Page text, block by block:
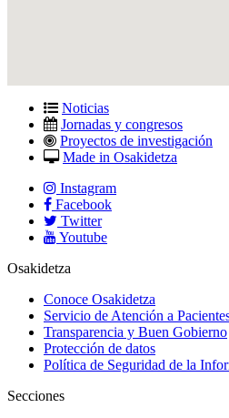
Noticias
Jornadas y congresos
Proyectos de investigación
Made in Osakidetza
Instagram
Facebook
Twitter
Youtube
Osakidetza
Conoce Osakidetza
Servicio de Atención a
Transparencia y Buen Gobierno
Protección de datos
Política de Seguridad de la
Secciones